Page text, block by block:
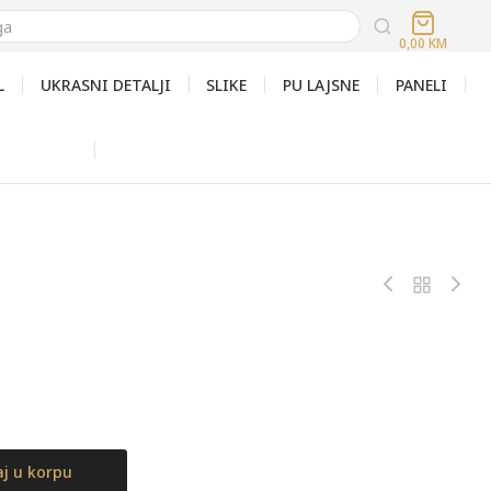
0,00 KM
UKRASNI DETALJI SLIKE PU LAJSNE PANELI
u korpu